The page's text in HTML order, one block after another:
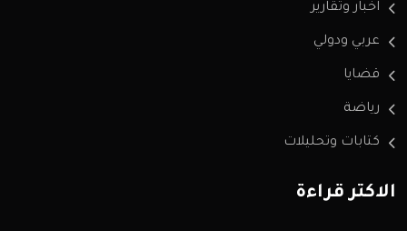
اخبار وتقارير
عربي ودولي
قضايا
رياضة
كتابات وتحليلات
الاكثر قراءة